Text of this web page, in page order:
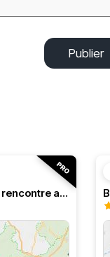
Publier
Roadbook franco-belge, rencontre avec les Ardennes